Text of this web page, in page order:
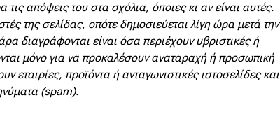
απόψεις του στα σχόλια, όποιες κι αν είναι αυτές.
της σελίδας, οπότε δημοσιεύεται λίγη ώρα μετά την
διαγράφονται είναι όσα περιέχουν υβριστικές ή
μόνο για να προκαλέσουν αναταραχή ή προσωπική
προϊόντα ή ανταγωνιστικές ιστοσελίδες και
(spam).